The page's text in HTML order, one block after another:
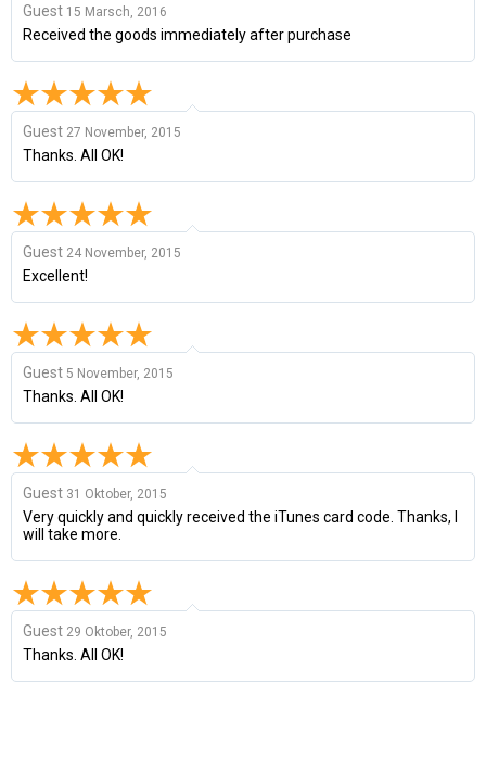
Guest 15 Marsch, 2016
Received the goods immediately after purchase
Guest 27 November, 2015
Thanks. All OK!
Guest 24 November, 2015
Excellent!
Guest 5 November, 2015
Thanks. All OK!
Guest 31 Oktober, 2015
Very quickly and quickly received the iTunes card code. Thanks, I
will take more.
Guest 29 Oktober, 2015
Thanks. All OK!